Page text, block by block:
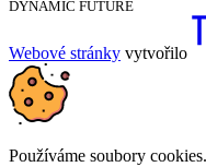
DYNAMIC FUTURE
Webové stránky vytvořilo
Používáme soubory